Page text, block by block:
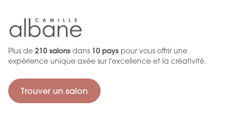
Plus de 210 salons dans 10 pays pour vous offrir une
expérience unique axée sur l'excellence et la créativité.
Trouver un salon